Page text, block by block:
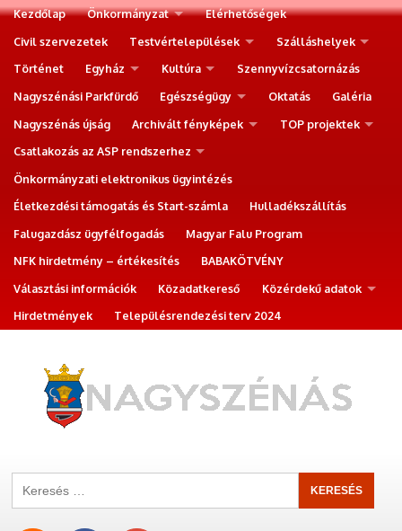
Kezdőlap Önkormányzat
Elérhetőségek
Civil szervezetek
Testvértelepülések
Szálláshelyek
Történet
Egyház Kultúra
Szennyvízcsatornázás
Nagyszénási Parkfürdő
Egészségügy Oktatás
Galéria
Nagyszénás újság
Archivált fényképek
TOP projektek
Csatlakozás az ASP rendszerhez
Önkormányzati elektronikus ügyintézés
Életkezdési támogatás és Start-számla
Hulladékszállítás
Falugazdász ügyfélfogadás
Magyar Falu Program
NFK hirdetmény – értékesítés
BABAKÖTVÉNY
Választási információk
Közadatkereső
Közérdekű adatok
Hirdetmények
Településrendezési terv 2024